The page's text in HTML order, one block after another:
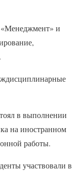
и
в выполнении
на иностранном
работы.
участвовали в